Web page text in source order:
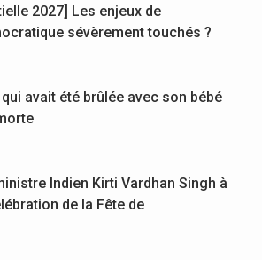
2027] Les enjeux de
sévèrement touchés ?
avait été brûlée avec son bébé
Indien Kirti Vardhan Singh à
de la Fête de